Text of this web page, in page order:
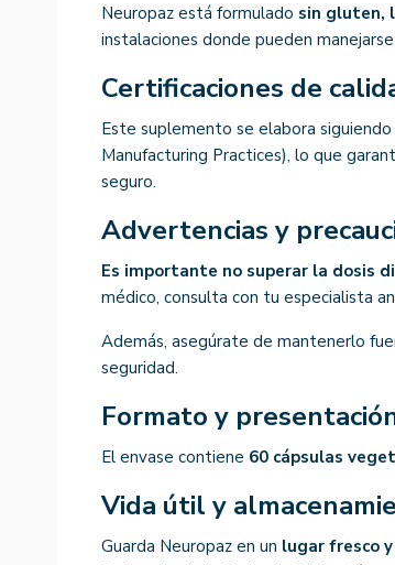
Neuropaz está formulado sin gluten,
instalaciones donde pueden
Certificaciones de
Este suplemento se elabora siguiendo
Manufacturing Practices), lo que
seguro.
Advertencias y
Es importante no superar la dosis
médico, consulta con tu especialista
Además, asegúrate de mantenerlo
seguridad.
Formato y
El envase contiene 60 cápsulas
Vida útil y
Guarda Neuropaz en un lugar fresco y